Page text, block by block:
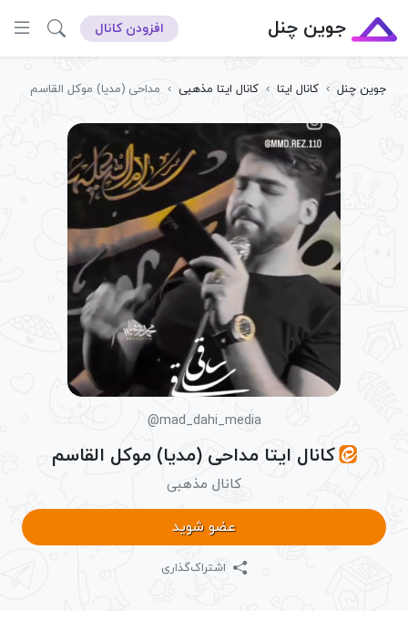
جوین چنل افزودن کانال
جوین چنل › کانال ایتا › کانال ایتا مذهبی › مداحی (مدیا) موکل القاسم
@mad_dahi_media
کانال ایتا مداحی (مدیا) موکل القاسم
کانال مذهبی
عضو شوید
اشتراک‌گذاری